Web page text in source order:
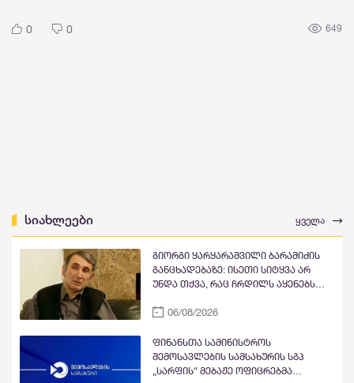
0 0 649
სიახლეები ყველა
გიორგი ყარყარაშვილი ბარამიძის
განცხადებაზე: ისეთი სიტყვა არ
უნდა თქვა, რაც ჩრდილს აყენებს
მებრძოლებს და ქართველ ხალხს
სიტყვები აფხაზური და რუსული
სააგენტოების მიერ არის წაღებული
და ყველა ქართველს მკვლელს
06/08/2026
ფინანსთა სამინისტროს
შემოსავლების სამსახურის სგპ
„სარფის“ მებაჟე ოფიცრებმა